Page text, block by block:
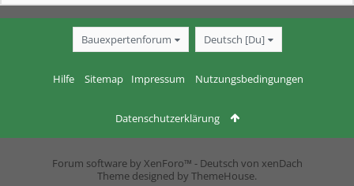
Bauexpertenforum Deutsch [Du]
Hilfe Sitemap Impressum Nutzungsbedingungen
Datenschutzerklärung
Forum software by XenForo™ - Deutsch von xenDach
Theme designed by ThemeHouse.